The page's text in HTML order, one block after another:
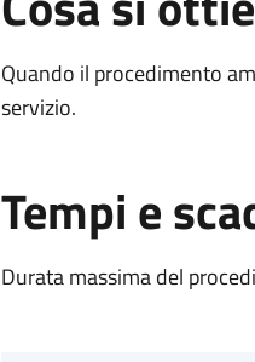
Quando il procedimento
servizio.
Tempi e
Durata massima del